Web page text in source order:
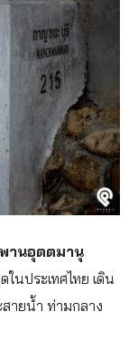
านอุตตมานุ
นประเทศไทย เดิน
ายน้ำ ท่ามกลาง